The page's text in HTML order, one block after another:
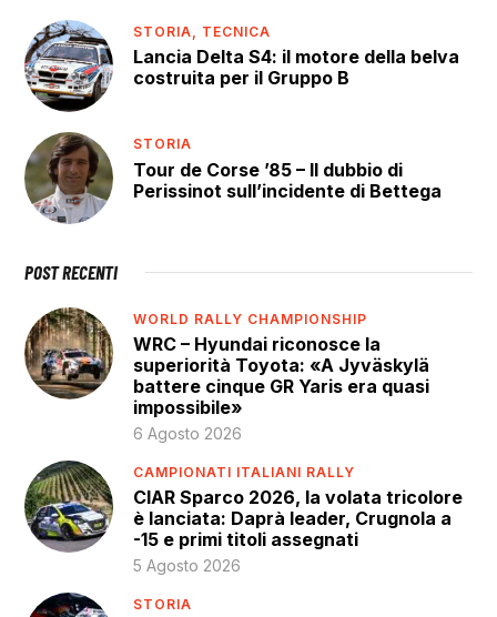
STORIA, TECNICA
Lancia Delta S4: il motore della belva
costruita per il Gruppo B
STORIA
Tour de Corse ’85 – Il dubbio di
Perissinot sull’incidente di Bettega
POST RECENTI
WORLD RALLY CHAMPIONSHIP
WRC – Hyundai riconosce la
superiorità Toyota: «A Jyväskylä
battere cinque GR Yaris era quasi
impossibile»
6 Agosto 2026
CAMPIONATI ITALIANI RALLY
CIAR Sparco 2026, la volata tricolore
è lanciata: Daprà leader, Crugnola a
-15 e primi titoli assegnati
5 Agosto 2026
STORIA